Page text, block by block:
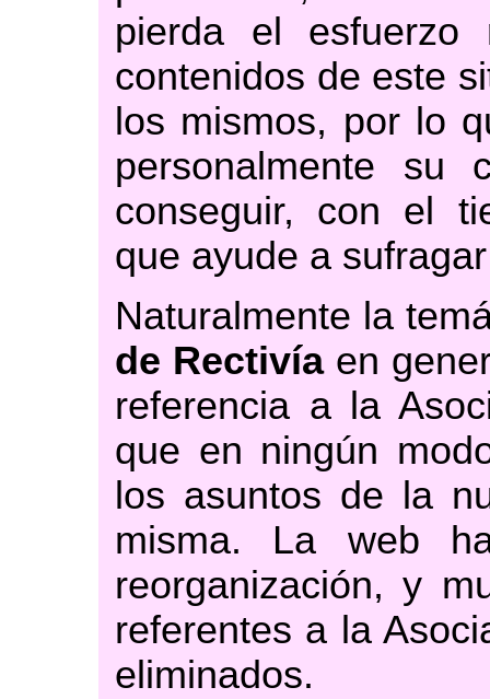
pierda el esfuerzo
contenidos de este
los mismos, por lo
personalmente su
conseguir, con el
que ayude a
Naturalmente la
de Rectivíaen
referencia a la
que en ningún
los asuntos de la
misma. La web
reorganización, y
referentes a la
eliminados.